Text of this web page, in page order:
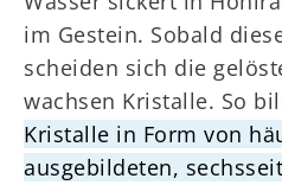
im Gestein. Sobald
scheiden sich die
wachsen Kristalle. So
Kristalle in Form von
ausgebildeten,